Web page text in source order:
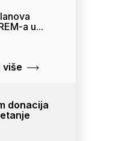
a u...
više
donacija